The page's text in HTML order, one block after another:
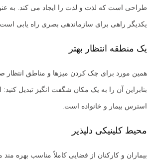
طراحی است که لذت و لذت را ایجاد می کند. به
یکدیگر راهی برای سازماندهی بصری راه یابی
یک منطقه انتظار بهتر
همین مورد برای چک کردن میزها و مناطق انتظار
بنابراین آن را به یک مکان شگفت انگیز تبدیل
استرس بیمار و خانواده است.
محیط کلینیکی دلپذیر
بیماران و کارکنان از فضایی کاملاً مناسب بهره